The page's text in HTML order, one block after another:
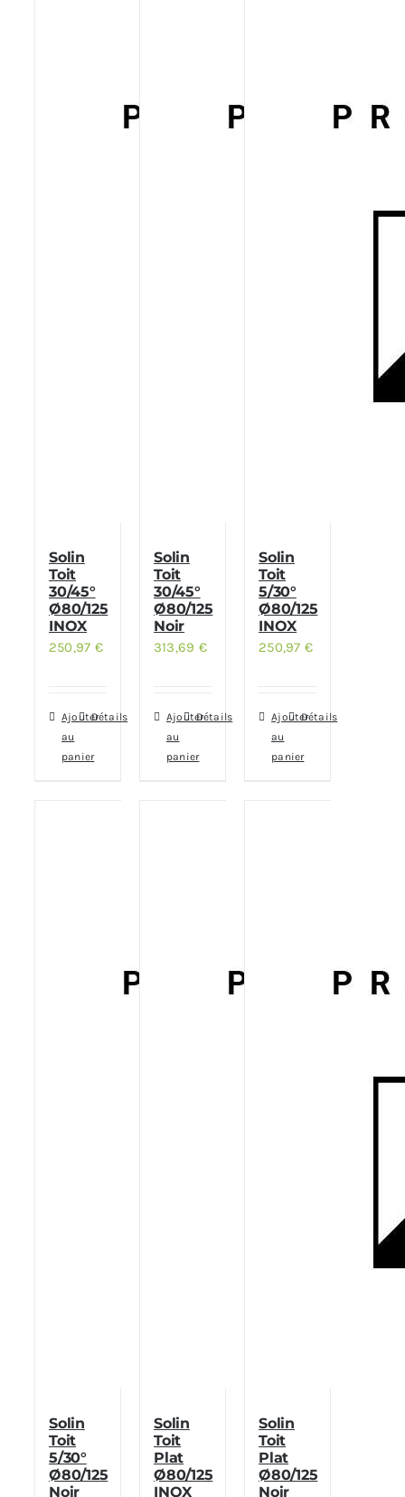
Solin
Toit
30/45°
Ø80/125
INOX
250,97 €
Ajouter
au
panier
Détails
Solin
Toit
30/45°
Ø80/125
Noir
313,69 €
Ajouter
au
panier
Détails
Solin
Toit
5/30°
Ø80/125
INOX
250,97 €
Ajouter
au
panier
Détails
Solin
Toit
5/30°
Ø80/125
Noir
Solin
Toit
Plat
Ø80/125
INOX
Solin
Toit
Plat
Ø80/125
Noir